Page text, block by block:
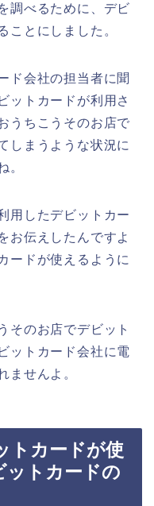
調べるために、デビ
ことにしました。
ド会社の担当者に聞
ットカードが利用さ
うちこうそのお店で
しまうような状況に
。
用したデビットカー
お伝えしたんですよ
ードが使えるように
そのお店でデビット
ットカード会社に電
ませんよ。
トカードが使
ットカードの